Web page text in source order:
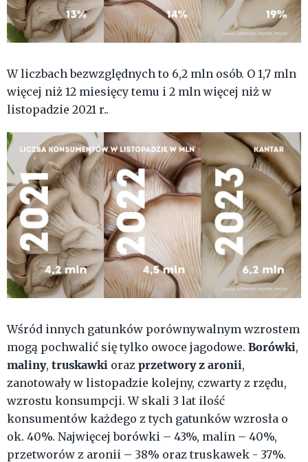
W liczbach bezwzględnych to 6,2 mln osób. O 1,7 mln
więcej niż 12 miesięcy temu i 2 mln więcej niż w
listopadzie 2021 r..
Wśród innych gatunków porównywalnym wzrostem
mogą pochwalić się tylko owoce jagodowe. Borówki,
maliny, truskawki oraz przetwory z aronii,
zanotowały w listopadzie kolejny, czwarty z rzędu,
wzrostu konsumpcji. W skali 3 lat ilość
konsumentów każdego z tych gatunków wzrosła o
ok. 40%. Najwięcej borówki – 43%, malin – 40%,
przetworów z aronii – 38% oraz truskawek - 37%.